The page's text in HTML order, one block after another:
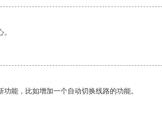
能，比如增加一个自动切换线路的功能。